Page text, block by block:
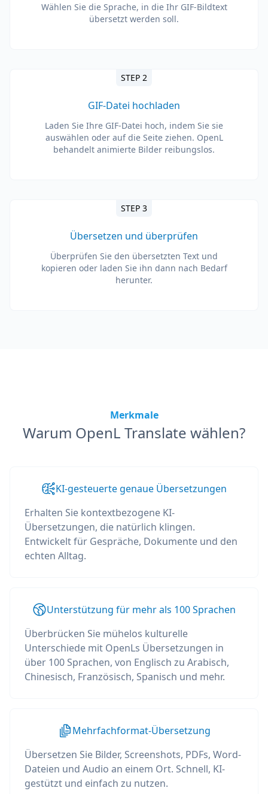
Wählen Sie die Sprache, in die Ihr GIF-Bildtext
übersetzt werden soll.
STEP 2
GIF-Datei hochladen
Laden Sie Ihre GIF-Datei hoch, indem Sie sie
auswählen oder auf die Seite ziehen. OpenL
behandelt animierte Bilder reibungslos.
STEP 3
Übersetzen und überprüfen
Überprüfen Sie den übersetzten Text und
kopieren oder laden Sie ihn dann nach Bedarf
herunter.
Merkmale
Warum OpenL Translate wählen?
KI-gesteuerte genaue Übersetzungen
Erhalten Sie kontextbezogene KI-
Übersetzungen, die natürlich klingen.
Entwickelt für Gespräche, Dokumente und den
echten Alltag.
Unterstützung für mehr als 100 Sprachen
Überbrücken Sie mühelos kulturelle
Unterschiede mit OpenLs Übersetzungen in
über 100 Sprachen, von Englisch zu Arabisch,
Chinesisch, Französisch, Spanisch und mehr.
Mehrfachformat-Übersetzung
Übersetzen Sie Bilder, Screenshots, PDFs, Word-
Dateien und Audio an einem Ort. Schnell, KI-
gestützt und einfach zu nutzen.